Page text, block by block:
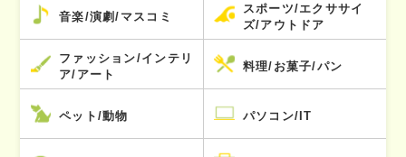
音楽/演劇/マスコミ
スポーツ/エクササイ
ズ/アウトドア
ファッション/インテリ
ア/アート
料理/お菓子/パン
ペット/動物 パソコン/IT